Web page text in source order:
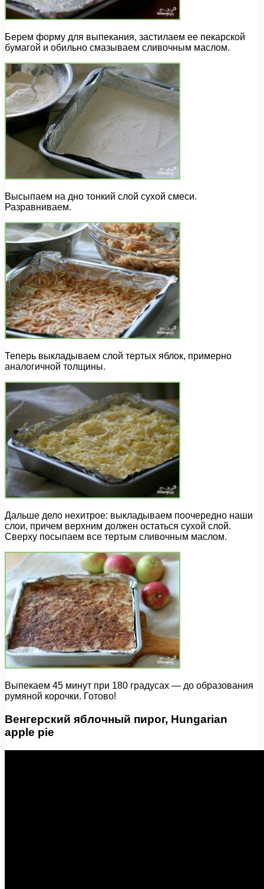
Берем форму для выпекания, застилаем ее пекарской
бумагой и обильно смазываем сливочным маслом.
Высыпаем на дно тонкий слой сухой смеси.
Разравниваем.
Теперь выкладываем слой тертых яблок, примерно
аналогичной толщины.
Дальше дело нехитрое: выкладываем поочередно наши
слои, причем верхним должен остаться сухой слой.
Сверху посыпаем все тертым сливочным маслом.
Выпекаем 45 минут при 180 градусах — до образования
румяной корочки. Готово!
Венгерский яблочный пирог, Hungarian
apple pie